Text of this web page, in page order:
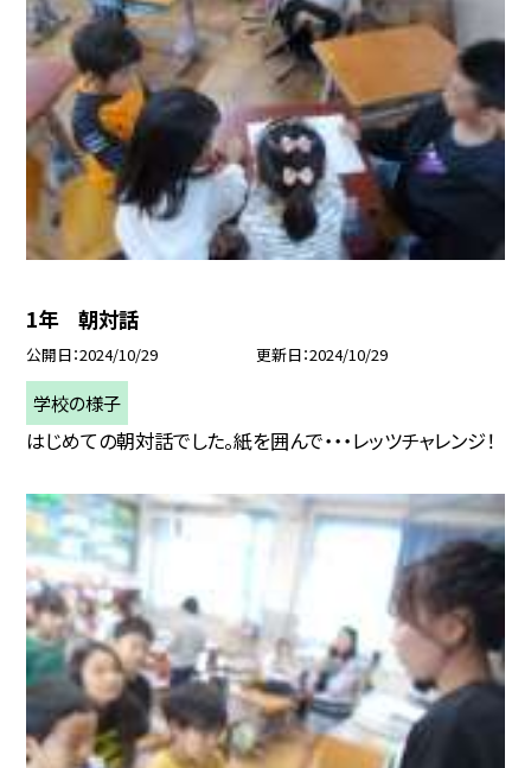
1年 朝対話
公開日 2024/10/29 更新日 2024/10/29
学校の様子
はじめての朝対話でした。紙を囲んで・・・レッツチャレンジ！